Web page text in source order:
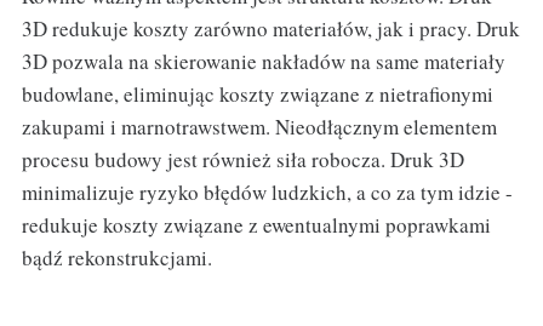
3D redukuje koszty zarówno materiałów, jak i pracy. Druk
3D pozwala na skierowanie nakładów na same materiały
budowlane, eliminując koszty związane z nietrafionymi
zakupami i marnotrawstwem. Nieodłącznym elementem
procesu budowy jest również siła robocza. Druk 3D
minimalizuje ryzyko błędów ludzkich, a co za tym idzie -
redukuje koszty związane z ewentualnymi poprawkami
bądź rekonstrukcjami.